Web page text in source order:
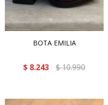
BOTA EMILIA
$ 8.243 $10.990